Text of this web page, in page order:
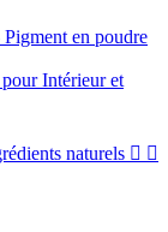
en poudre
Intérieur et
naturels  